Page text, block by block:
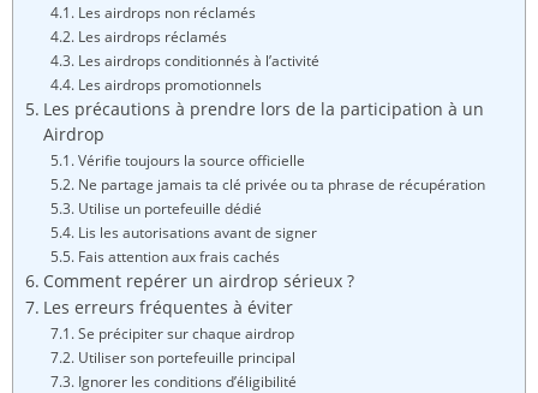
Les airdrops non réclamés
Les airdrops réclamés
Les airdrops conditionnés à l’activité
Les airdrops promotionnels
Les précautions à prendre lors de la participation à un
Airdrop
Vérifie toujours la source officielle
Ne partage jamais ta clé privée ou ta phrase de récupération
Utilise un portefeuille dédié
Lis les autorisations avant de signer
Fais attention aux frais cachés
Comment repérer un airdrop sérieux ?
Les erreurs fréquentes à éviter
Se précipiter sur chaque airdrop
Utiliser son portefeuille principal
Ignorer les conditions d’éligibilité